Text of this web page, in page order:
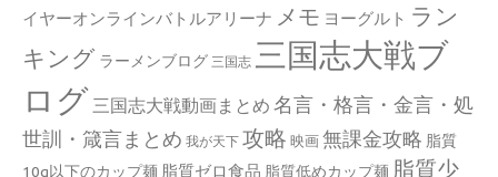
イヤーオンラインバトルアリーナ メモ ヨーグルト ラン
キング ラーメンブログ 三国志 三国志大戦ブ
ログ 三国志大戦動画まとめ 名言・格言・金言・処
世訓・箴言まとめ 我が天下 攻略 映画 無課金攻略 脂質
10g以下のカップ麺 脂質ゼロ食品 脂質低めカップ麺 脂質少